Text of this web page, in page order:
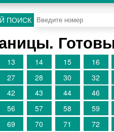
ПОИСК
13 14 15 16
27 28 30 32
42 43 44 46
56 57 58 59
69 70 71 72